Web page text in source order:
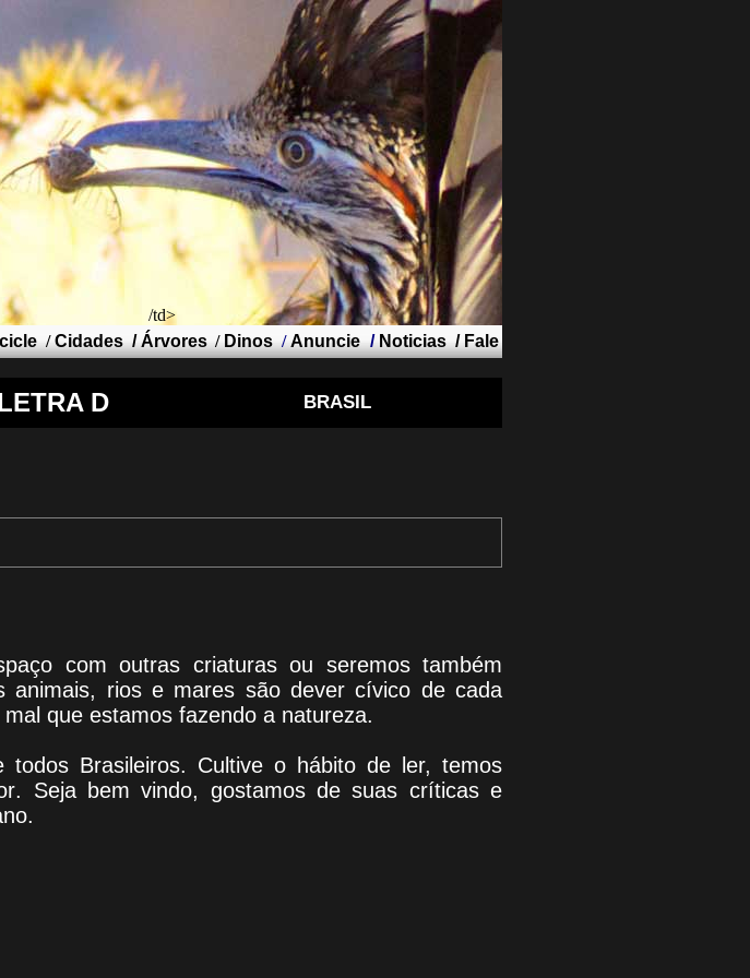
/td>
/Cidades /Árvores / Dinos /Anuncie / Noticias / Fale
D BRASIL
com outras criaturas ou seremos também
animais, rios e mares são dever cívico de cada
que estamos fazendo a natureza.
todos Brasileiros. Cultive o hábito de ler, temos
. Seja bem vindo, gostamos de suas críticas e